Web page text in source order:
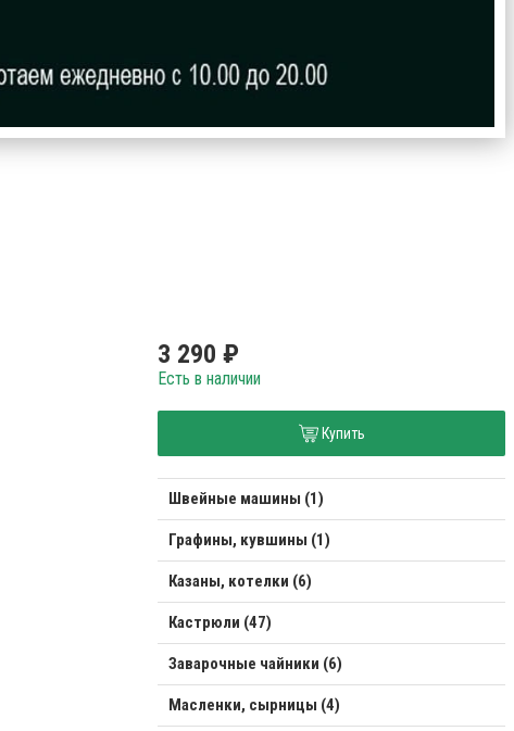
3 290 ₽
Есть в наличии
Купить
Швейные машины (1)
Графины, кувшины (1)
Казаны, котелки (6)
Кастрюли (47)
Заварочные чайники (6)
Масленки, сырницы (4)